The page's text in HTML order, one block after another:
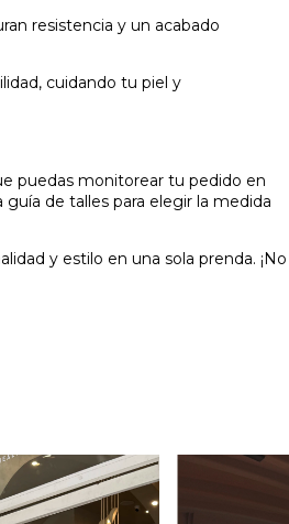
resistencia y un acabado
cuidando tu piel y
puedas monitorear tu pedido en
de talles para elegir la medida
y estilo en una sola prenda. ¡No